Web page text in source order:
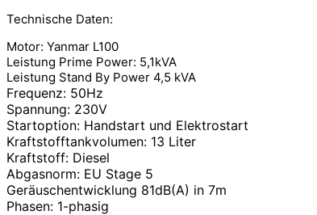
Technische Daten:
Motor: Yanmar L100
Leistung Prime Power: 5,1kVA
Leistung Stand By Power 4,5 kVA
Frequenz: 50Hz
Spannung: 230V
Startoption: Handstart und Elektrostart
Kraftstofftankvolumen: 13 Liter
Kraftstoff: Diesel
Abgasnorm: EU Stage 5
Geräuschentwicklung 81dB(A) in 7m
Phasen: 1-phasig